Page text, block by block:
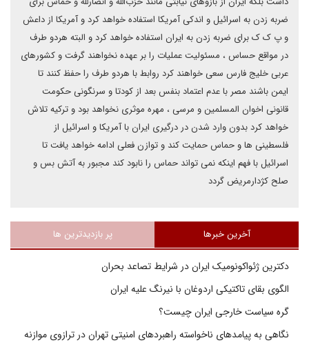
ضربه زدن به اسرائیل و‌ اندکی آمریکا استفاده خواهد کرد و آمریکا از داعش
و پ ک ک برای ضربه زدن به ایران استفاده خواهد کرد و البته هردو طرف
در مواقع حساس ، مسئولیت عملیات را بر عهده نخواهند گرفت و کشورهای
عربی خلیج فارس سعی خواهند کرد روابط با هردو طرف را حفظ کنند تا
ایمن باشند مصر با عدم اعتماد بنفس بعد از کودتا و سرنگونی حکومت
قانونی اخوان المسلمین و مرسی ، مهره موثری نخواهد بود و ترکیه تلاش
خواهد کرد بدون وارد شدن در درگیری ایران با آمریکا و اسرائیل از
فلسطینی ها و حماس حمایت کند و توازن فعلی ادامه خواهد یافت تا
اسرائیل با فهم اینکه نمی تواند حماس را نابود کند مجبور به آتش بس و
صلح کژدارمریض گردد
آخرین خبرها پر بازدیدترین ها
دکترین ژئواکونومیک ایران در شرایط تصاعد بحران
الگوی بقای تاکتیکی اردوغان با نیرنگ علیه ایران
گره سیاست خارجی ایران چیست؟
نگاهی به پیامدهای ناخواسته راهبردهای امنیتی تهران در ترازوی موازنه